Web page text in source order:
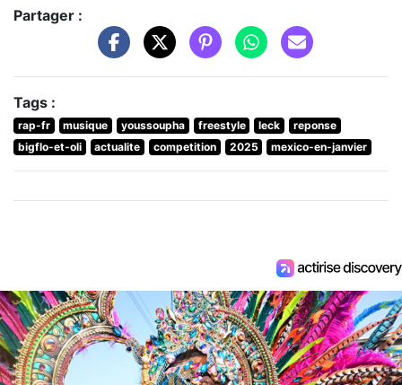
Partager :
Tags :
rap-fr musique youssoupha freestyle leck
reponse
bigflo-et-oli
actualite competition 2025 mexico-en-janvier